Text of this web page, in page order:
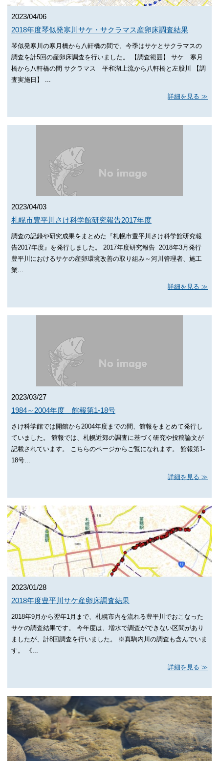
2023/04/06
2018年度琴似発寒川サケ・サクラマス産卵床調査結果
琴似発寒川の寒月橋から八軒橋の間で、今季はサケとサクラマスの
調査を計5回の産卵床調査を行いました。 【調査範囲】 サケ 寒月
橋から八軒橋の間 サクラマス 平和湖上流から八軒橋と左股川 【調
査実施日】 ...
詳細を見る
2023/04/03
札幌市豊平川さけ科学館研究報告2017年度
調査の記録や研究成果をまとめた『札幌市豊平川さけ科学館研究報
告2017年度』を発行しました。 2017年度研究報告 2018年3月発行
豊平川におけるサケの産卵環境改善の取り組み～河川管理者、施工
業...
詳細を見る
2023/03/27
1984～2004年度 館報第1-18号
さけ科学館では開館から2004年度までの間、館報をまとめて発行し
ていました。 館報では、札幌近郊の調査に基づく研究や投稿論文が
記載されています。 こちらのページからご覧になれます。 館報第1-
18号...
詳細を見る
2023/01/28
2018年度豊平川サケ産卵床調査結果
2018年9月から翌年1月まで、札幌市内を流れる豊平川でおこなった
サケの調査結果です。 今年度は、増水で調査ができない区間があり
ましたが、計8回調査を行いました。 ※真駒内川の調査も含んでいま
す。 《...
詳細を見る